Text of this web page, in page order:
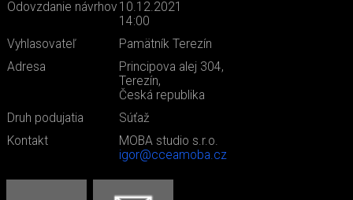
Odovzdanie návrhov 10.12.2021
14:00
Vyhlasovateľ
Pamätník Terezín
Adresa
Principova alej 304,
Terezín,
Česká republika
Druh podujatia
Súťaž
Kontakt
MOBA studio s.r.o.
igor@cceamoba.cz